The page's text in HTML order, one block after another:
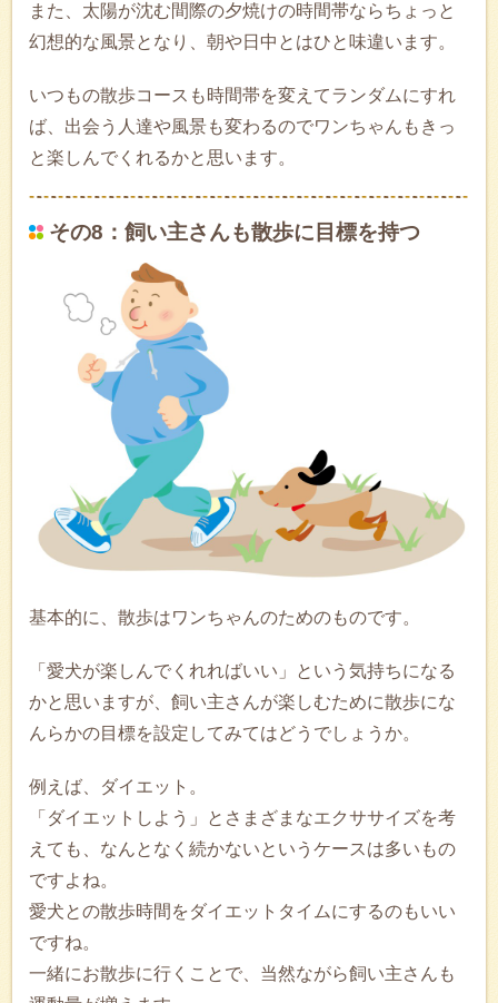
また、太陽が沈む間際の夕焼けの時間帯ならちょっと
幻想的な風景となり、朝や日中とはひと味違います。
いつもの散歩コースも時間帯を変えてランダムにすれ
ば、出会う人達や風景も変わるのでワンちゃんもきっ
と楽しんでくれるかと思います。
その8：飼い主さんも散歩に目標を持つ
基本的に、散歩はワンちゃんのためのものです。
「愛犬が楽しんでくれればいい」という気持ちになる
かと思いますが、飼い主さんが楽しむために散歩にな
んらかの目標を設定してみてはどうでしょうか。
例えば、ダイエット。
「ダイエットしよう」とさまざまなエクササイズを考
えても、なんとなく続かないというケースは多いもの
ですよね。
愛犬との散歩時間をダイエットタイムにするのもいい
ですね。
一緒にお散歩に行くことで、当然ながら飼い主さんも